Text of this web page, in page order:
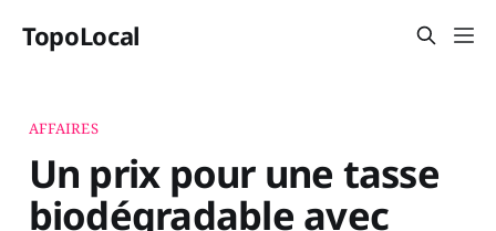
TopoLocal
AFFAIRES
Un prix pour une tasse
biodégradable avec